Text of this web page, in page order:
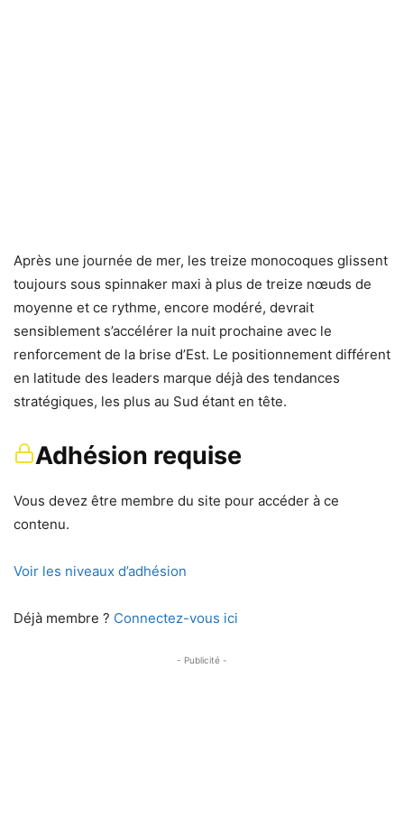
Après une journée de mer, les treize monocoques glissent
toujours sous spinnaker maxi à plus de treize nœuds de
moyenne et ce rythme, encore modéré, devrait
sensiblement s’accélérer la nuit prochaine avec le
renforcement de la brise d’Est. Le positionnement différent
en latitude des leaders marque déjà des tendances
stratégiques, les plus au Sud étant en tête.
Adhésion requise
Vous devez être membre du site pour accéder à ce
contenu.
Voir les niveaux d’adhésion
Déjà membre ? Connectez-vous ici
- Publicité -